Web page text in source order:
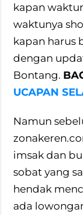
kapan
waktunya
kapan harus
dengan
Bontang.
UCAPAN
Namun
imsak dan
sobat yang
hendak
ada